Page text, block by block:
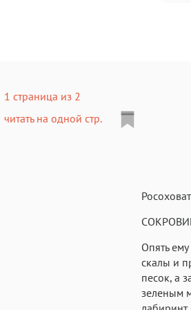
1 страница из 2
читать на одной стр.
Опять
скалы и
песок, а
зеленым